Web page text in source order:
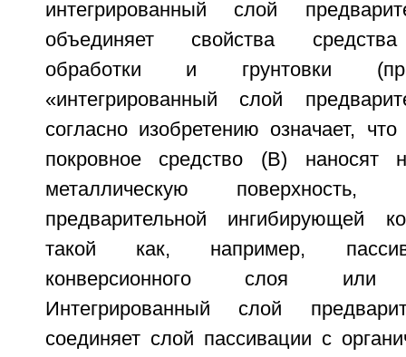
интегрированный слой
объединяет свойства средства
обработки и грунтовки
«интегрированный слой
согласно изобретению означает,
покровное средство (В) наносят
металлическую
предварительной ингибирующей
такой как, например,
конверсионного слоя или
Интегрированный слой
соединяет слой пассивации с